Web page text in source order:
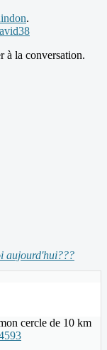
.
à la conversation.
aujourd'hui???
cercle de 10 km